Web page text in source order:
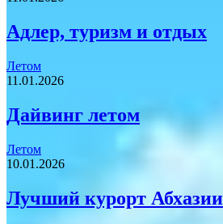
Адлер, туризм и отдых
Летом
11.01.2026
Дайвинг летом
Летом
10.01.2026
Лучший курорт